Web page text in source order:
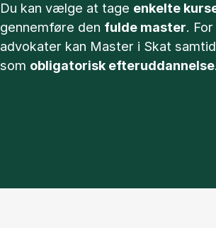
Du kan vælge at tage enkelte
gennemføre den fulde master.
advokater kan Master i Skat
som obligatorisk efteruddannelse.